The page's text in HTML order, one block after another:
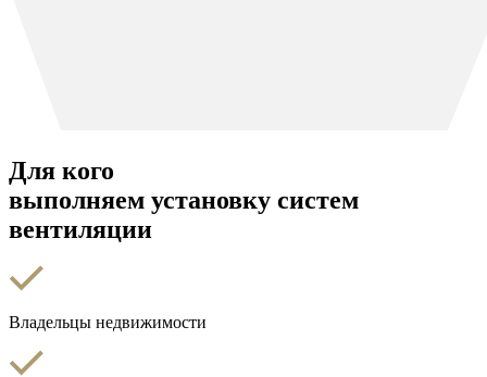
Для кого
выполняем установку систем
вентиляции
Владельцы недвижимости